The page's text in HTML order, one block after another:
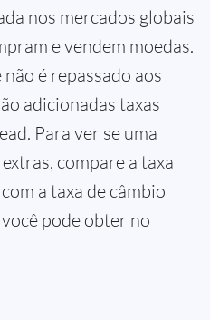
nos mercados globais
e vendem moedas.
é repassado aos
adicionadas taxas
Para ver se uma
compare a taxa
a taxa de câmbio
pode obter no